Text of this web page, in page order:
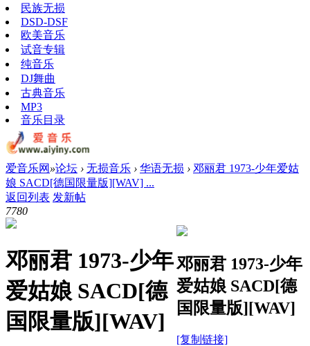
民族无损
DSD-DSF
欧美音乐
试音专辑
纯音乐
DJ舞曲
古典音乐
MP3
音乐目录
爱音乐网 »论坛 › 无损音乐 › 华语无损 › 邓丽君 1973-少年爱姑
娘 SACD[德国限量版][WAV] ...
返回列表 发新帖
7780
邓丽君 1973-少年
爱姑娘 SACD[德
国限量版][WAV]
邓丽君 1973-少年
爱姑娘 SACD[德
国限量版][WAV]
[复制链接]